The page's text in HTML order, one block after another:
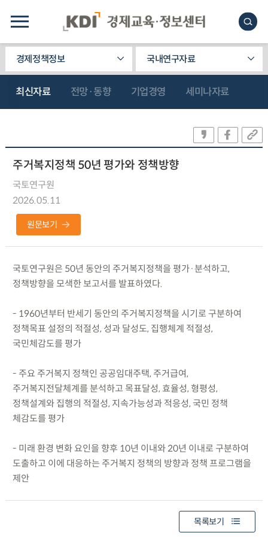
경제정책정보 국내연구자료
최신자료 전망·동향 기업경영 세미나자료
주거복지정책 50년 평가와 정책방향
국토연구원
2026.05.11
원문보기
국토연구원은 50년 동안의 주거복지정책을 평가·분석하고,
정책방향을 모색한 보고서를 발표하였다.
- 1960년부터 반세기 동안의 주거복지정책을 시기로 구분하여
정책목표 설정의 적절성, 성과 달성도, 집행체계 적절성,
국민체감도를 평가
- 주요 주거복지 정책인 공공임대주택, 주거급여,
주거복지전달체계를 분석하고 목표달성, 효율성, 형평성,
정책설계와 집행의 적절성, 지속가능성과 적응성, 국민 정책
체감도를 평가
- 미래 환경 변화 요인을 향후 10년 이내와 20년 이내로 구분하여
도출하고 이에 대응하는 주거복지 정책의 방향과 정책 프로그램을
제안
목록보기